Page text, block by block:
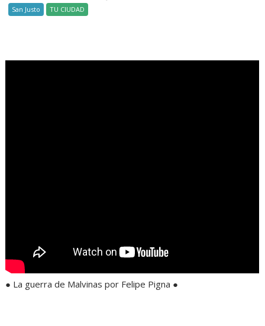
San Justo TU CIUDAD
● La guerra de Malvinas por Felipe Pigna ●